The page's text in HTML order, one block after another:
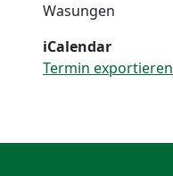
Wasungen
iCalendar
Termin exportieren